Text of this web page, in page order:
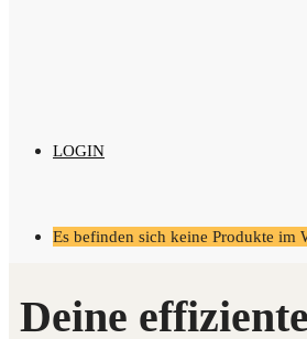
LOGIN
Es befinden sich keine Produkte im